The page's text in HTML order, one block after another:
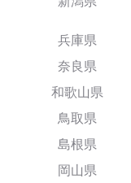
兵庫県
奈良県
和歌山県
鳥取県
島根県
岡山県